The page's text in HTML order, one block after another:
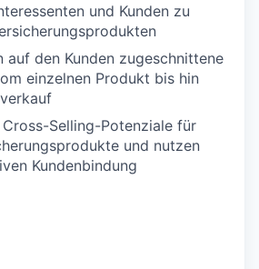
und Kunden zu
auf den Kunden zugeschnittene
einzelnen Produkt bis hin
Cross-Selling-Potenziale für
und nutzen
Kundenbindung